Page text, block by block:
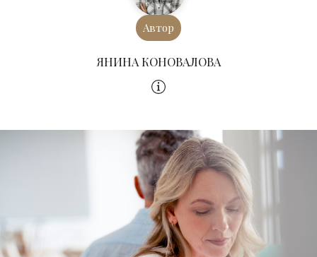
Автор
ЯНИНА КОНОВАЛОВА